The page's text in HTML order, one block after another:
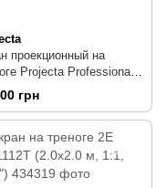
проекционный на
Projecta Professional
(213x213cm,
")
грн